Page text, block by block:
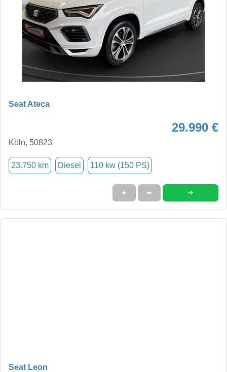
Seat Ateca
29.990 €
Köln, 50823
23.750 km Diesel 110 kw (150 PS)
★ ➦ ➜
Seat Leon